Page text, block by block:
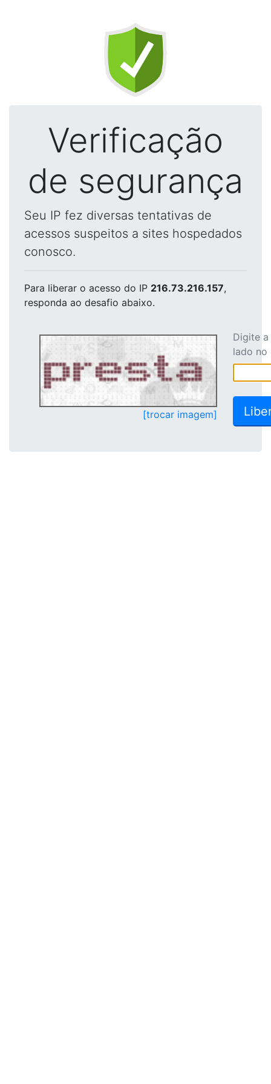
Verificação
de segurança
Seu IP fez diversas tentativas de
acessos suspeitos a sites hospedados
conosco.
Para liberar o acesso do IP 216.73.216.157,
responda ao desafio abaixo.
[trocar imagem]
Digite
lado no